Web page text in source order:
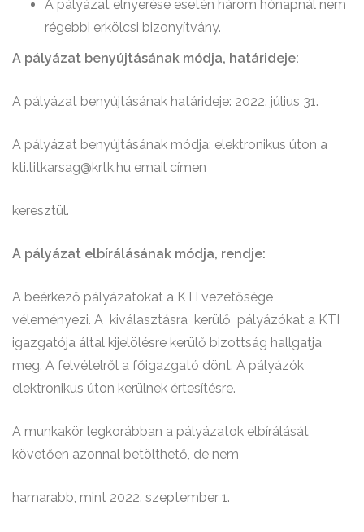
A pályázat elnyerése esetén három hónapnál nem
régebbi erkölcsi bizonyítvány.
A pályázat benyújtásának módja, határideje:
A pályázat benyújtásának határideje: 2022. július 31.
A pályázat benyújtásának módja: elektronikus úton a
kti.titkarsag@krtk.hu email címen
keresztül.
A pályázat elbírálásának módja, rendje:
A beérkező pályázatokat a KTI vezetősége
véleményezi. A kiválasztásra kerülő pályázókat a KTI
igazgatója által kijelölésre kerülő bizottság hallgatja
meg. A felvételről a főigazgató dönt. A pályázók
elektronikus úton kerülnek értesítésre.
A munkakör legkorábban a pályázatok elbírálását
követően azonnal betölthető, de nem
hamarabb, mint 2022. szeptember 1.